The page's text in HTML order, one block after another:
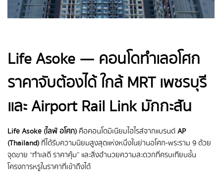
Life Asoke — คอนโดทำเลอโศก
ราคาจับต้องได้ ใกล้ MRT เพชรบุรี
และ Airport Rail Link มักกะสัน
Life Asoke (ไลฟ์ อโศก) คือคอนโดมิเนียมไฮไรส์จากแบรนด์AP
(Thailand) ที่ได้รับความนิยมสูงสุดแห่งหนึ่งในย่านอโศก-พระราม 9 ด้วย
จุดขาย “ทำเลดี ราคาคุ้ม” และสิ่งอำนวยความสะดวกที่ครบเทียบชั้น
โครงการหรูในราคาที่เข้าถึงได้